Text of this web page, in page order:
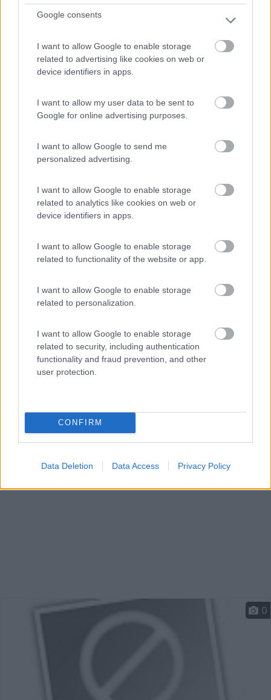
Google consents
I want to allow Google to enable storage
related to advertising like cookies on web or
device identifiers in apps.
I want to allow my user data to be sent to
Google for online advertising purposes.
I want to allow Google to send me
personalized advertising.
I want to allow Google to enable storage
related to analytics like cookies on web or
device identifiers in apps.
I want to allow Google to enable storage
related to functionality of the website or app.
I want to allow Google to enable storage
related to personalization.
I want to allow Google to enable storage
related to security, including authentication
functionality and fraud prevention, and other
user protection.
CONFIRM
Data Deletion Data Access Privacy Policy
Servizi / Posizione
Nell'azienda agricola, ubicata all'interno di una riserva...
Agriturismo San Cristoforo
Servizi / Posizione
Amelia (TR) - 43.6km
Strada San Cristoforo
0